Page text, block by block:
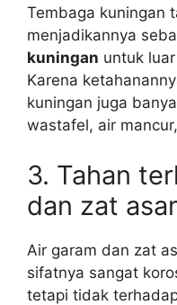
Tembaga kuningan
menjadikannya
kuningan untuk
Karena
kuningan juga
wastafel, air
3. Tahan
dan zat
Air garam dan zat
sifatnya sangat
tetapi tidak